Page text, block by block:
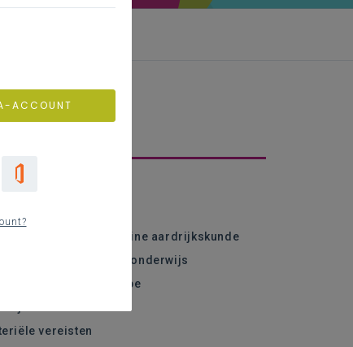
doel van de discipline aardrijkskunde
aardrijkskundeonderwijs
als kernprincipe
vereisten
ACCOUNT